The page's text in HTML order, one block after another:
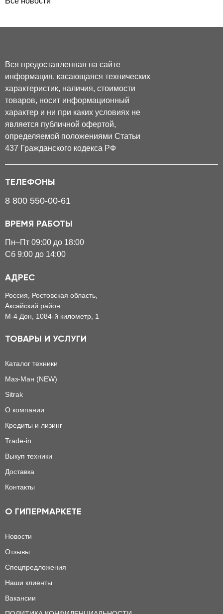
Вся предоставленная на сайте
информация, касающаяся технических
характеристик, наличия, стоимости
товаров, носит информационный
характер и ни при каких условиях не
является публичной офертой,
определяемой положениями Статьи
437 Гражданского кодекса РФ
ТЕЛЕФОНЫ
8 800 550-00-61
ВРЕМЯ РАБОТЫ
Пн–Пт 09:00 до 18:00
Сб 9:00 до 14:00
АДРЕС
Россия, Ростовская область,
Аксайский район
М-4 Дон, 1084-й километр, 1
ТОВАРЫ И УСЛУГИ
Каталог техники
Маз-Ман (NEW)
Sitrak
О компании
Кредиты и лизинг
Trade-in
Выкуп техники
Доставка
Контакты
О ГИПЕРМАРКЕТЕ
Новости
Отзывы
Спецпредложения
Наши клиенты
Вакансии